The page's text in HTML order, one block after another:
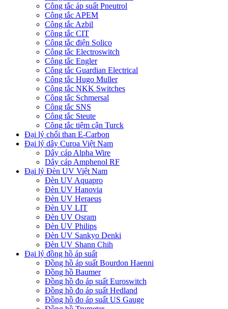
Công tắc áp suất Pneutrol
Công tắc APEM
Công tắc Azbil
Công tắc CIT
Công tắc điện Solico
Công tắc Electroswitch
Công tắc Engler
Công tắc Guardian Electrical
Công tắc Hugo Muller
Công tắc NKK Switches
Công tắc Schmersal
Công tắc SNS
Công tắc Steute
Công tắc tiệm cận Turck
Đại lý chổi than E-Carbon
Đại lý dây Curoa Việt Nam
Dây cáp Alpha Wire
Dây cáp Amphenol RF
Đại lý Đèn UV Việt Nam
Đèn UV Aquapro
Đèn UV Hanovia
Đèn UV Heraeus
Đèn UV LIT
Đèn UV Osram
Đèn UV Philips
Đèn UV Sankyo Denki
Đèn UV Shann Chih
Đại lý đồng hồ áp suất
Đồng hồ áp suất Bourdon Haenni
Đồng hồ Baumer
Đồng hồ đo áp suất Euroswitch
Đồng hồ đo áp suất Hedland
Đồng hồ đo áp suất US Gauge